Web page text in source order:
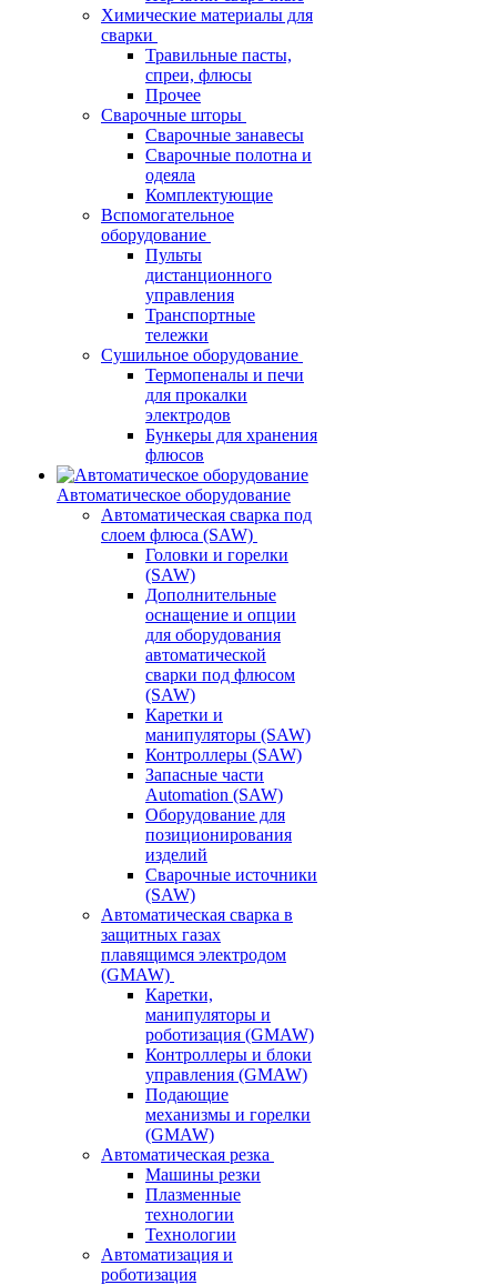
Химические материалы для
сварки
Травильные пасты,
спреи, флюсы
Прочее
Сварочные шторы
Сварочные занавесы
Сварочные полотна и
одеяла
Комплектующие
Вспомогательное
оборудование
Пульты
дистанционного
управления
Транспортные
тележки
Сушильное оборудование
Термопеналы и печи
для прокалки
электродов
Бункеры для хранения
флюсов
Автоматическое оборудование
Автоматическая сварка под
слоем флюса (SAW)
Головки и горелки
(SAW)
Дополнительные
оснащение и опции
для оборудования
автоматической
сварки под флюсом
(SAW)
Каретки и
манипуляторы (SAW)
Контроллеры (SAW)
Запасные части
Automation (SAW)
Оборудование для
позиционирования
изделий
Сварочные источники
(SAW)
Автоматическая сварка в
защитных газах
плавящимся электродом
(GMAW)
Каретки,
манипуляторы и
роботизация (GMAW)
Контроллеры и блоки
управления (GMAW)
Подающие
механизмы и горелки
(GMAW)
Автоматическая резка
Машины резки
Плазменные
технологии
Технологии
Автоматизация и
роботизация